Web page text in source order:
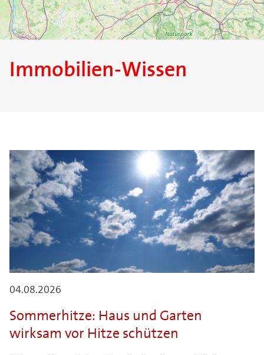
Immobilien-Wissen
04.08.2026
Sommerhitze: Haus und Garten
wirksam vor Hitze schützen